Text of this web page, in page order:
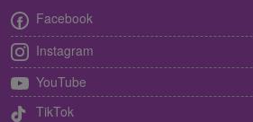
Facebook
Instagram
YouTube
TikTok